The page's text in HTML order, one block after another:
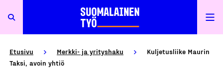
Etusivu Merkki- ja yrityshaku
Kuljetusliike Maurin
Taksi, avoin yhtiö